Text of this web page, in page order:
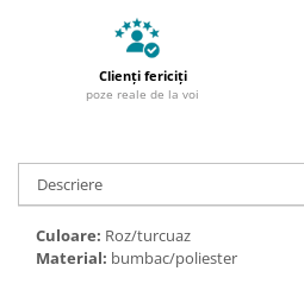
Clienți fericiți
poze reale de la voi
Descriere
Culoare: Roz/turcuaz
Material: bumbac/poliester